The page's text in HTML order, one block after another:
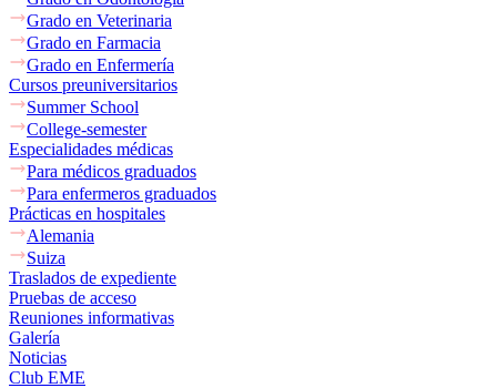
Grado en Veterinaria
Grado en Farmacia
Grado en Enfermería
Cursos preuniversitarios
Summer School
College-semester
Especialidades médicas
Para médicos graduados
Para enfermeros graduados
Prácticas en hospitales
Alemania
Suiza
Traslados de expediente
Pruebas de acceso
Reuniones informativas
Galería
Noticias
Club EME